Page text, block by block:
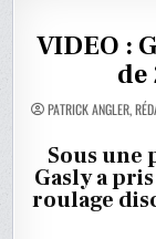
VIDEO :
de
PATRICK ANGLER,
Sous une
Gasly a
roulage